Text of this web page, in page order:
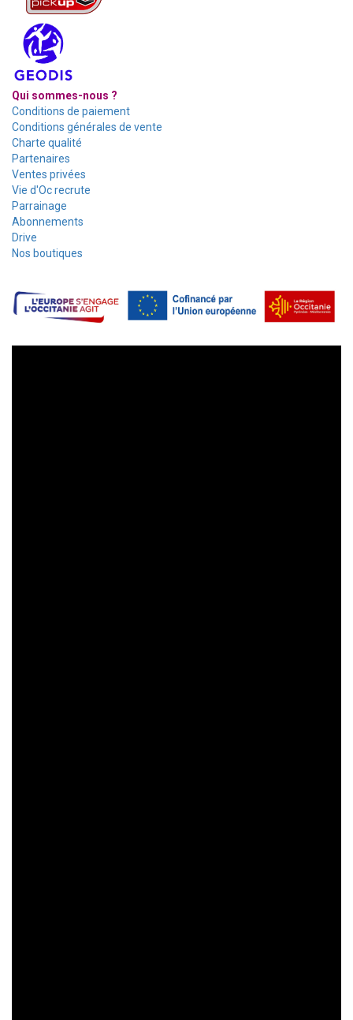
Qui sommes-nous ?
Conditions de paiement
Conditions générales de vente
Charte qualité
Partenaires
Ventes privées
Vie d'Oc recrute
Parrainage
Abonnements
Drive
Nos boutiques